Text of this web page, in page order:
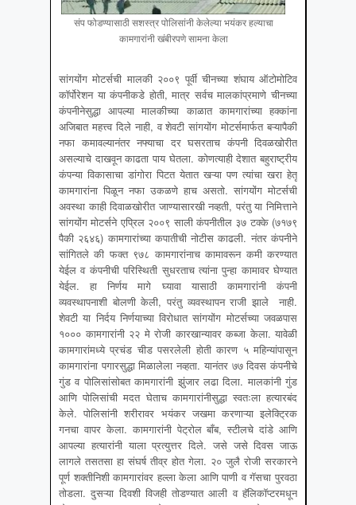
संप फोडण्यासाठी सशस्त्र पोलिसांनी केलेल्या भयंकर हल्याचा
कामगारांनी खंबीरपणे सामना केला
सांगयोंग मोटर्सची मालकी २००९ पूर्वी चीनच्या शंघाय ऑटोमोटिव
कॉर्पोरेशन या कंपनीकडे होती, मात्र सर्वच मालकांप्रमाणे चीनच्या
कंपनीनेसुद्धा आपल्या मालकीच्या काळात कामगारांच्या हक्कांना
अजिबात महत्त्व दिले नाही, व शेवटी सांगयोंग मोटर्समार्फत बऱ्यापैकी
नफा कमावल्यानंतर नफ्याचा दर घसरताच कंपनी दिवळखोरीत
असल्याचे दाखवून काढता पाय घेतला. कोणत्याही देशात बहुराष्ट्रीय
कंपन्या विकासाचा डांगोरा पिटत येतात खऱ्या पण त्यांचा खरा हेतू
कामगारांना पिळून नफा उकळणे हाच असतो. सांगयोंग मोटर्सची
अवस्था काही दिवाळखोरीत जाण्यासारखी नव्हती, परंतु या निमित्ताने
सांगयोंग मोटर्सने एप्रिल २००९ साली कंपनीतील ३७ टक्के (७१७९
पैकी २६४६) कामगारांच्या कपातीची नोटीस काढली. नंतर कंपनीने
सांगितले की फक्त ९७८ कामगारांनाच कामावरून कमी करण्यात
येईल व कंपनीची परिस्थिती सुधरताच त्यांना पुन्हा कामावर घेण्यात
येईल. हा निर्णय मागे घ्यावा यासाठी कामगारांनी कंपनी
व्यवस्थापनाशी बोलणी केली, परंतु व्यवस्थापन राजी झाले नाही.
शेवटी या निर्दय निर्णयाच्या विरोधात सांगयोंग मोटर्सच्या जवळपास
१००० कामगारांनी २२ मे रोजी कारखान्यावर कब्जा केला. यावेळी
कामगारांमध्ये प्रचंड चीड पसरलेली होती कारण ५ महिन्यांपासून
कामगारांना पगारसुद्धा मिळालेला नव्हता. यानंतर ७७ दिवस कंपनीचे
गुंड व पोलिसांसोबत कामगारांनी झुंजार लढा दिला. मालकांनी गुंड
आणि पोलिसांची मदत घेताच कामगारांनीसुद्धा स्वतःला हत्यारबंद
केले. पोलिसांनी शरीरावर भयंकर जखमा करणाऱ्या इलेक्ट्रिक
गनचा वापर केला. कामगारांनी पेट्रोल बाँब, स्टीलचे दांडे आणि
आपल्या हत्यारांनी याला प्रत्युत्तर दिले. जसे जसे दिवस जाऊ
लागले तसतसा हा संघर्ष तीव्र होत गेला. २० जुलै रोजी सरकारने
पूर्ण शक्तीनिशी कामगारांवर हल्ला केला आणि पाणी व गॅसचा पुरवठा
तोडला. दुसऱ्या दिवशी विजही तोडण्यात आली व हॅलिकॉप्टरमधून